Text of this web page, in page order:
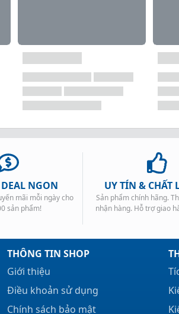
NGON
mãi mỗi ngày cho
sản phẩm!
UY TÍN & CHẤT
Sản phẩm chính hãng.
nhận hàng. Hỗ trợ giao
THÔNG TIN SHOP
Giới thiệu
Điều khoản sử dụng
Chính sách bảo mật